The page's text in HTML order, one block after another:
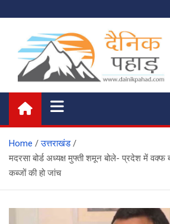
to
content
दैनिक पहाड़
News of the Day
Home
उत्तराखंड
मदरसा बोर्ड अध्यक्ष मुफ्ती शमून बोले- प्रदेश में वक्फ
कब्जों की हो जांच